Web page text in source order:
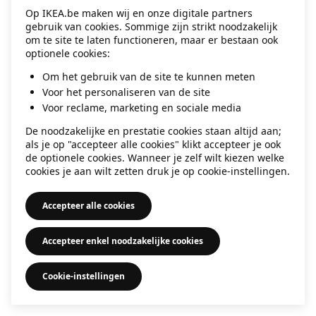
information).
Op IKEA.be maken wij en onze digitale partners
gebruik van cookies. Sommige zijn strikt noodzakelijk
om te site te laten functioneren, maar er bestaan ook
optionele cookies:
Om het gebruik van de site te kunnen meten
Voor het personaliseren van de site
Voor reclame, marketing en sociale media
De noodzakelijke en prestatie cookies staan altijd aan;
als je op "accepteer alle cookies" klikt accepteer je ook
de optionele cookies. Wanneer je zelf wilt kiezen welke
cookies je aan wilt zetten druk je op cookie-instellingen.
Accepteer alle cookies
Accepteer enkel noodzakelijke cookies
Cookie-instellingen